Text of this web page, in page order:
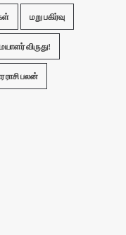
மறு பகிர்வு
விருது!
ராசி பலன்